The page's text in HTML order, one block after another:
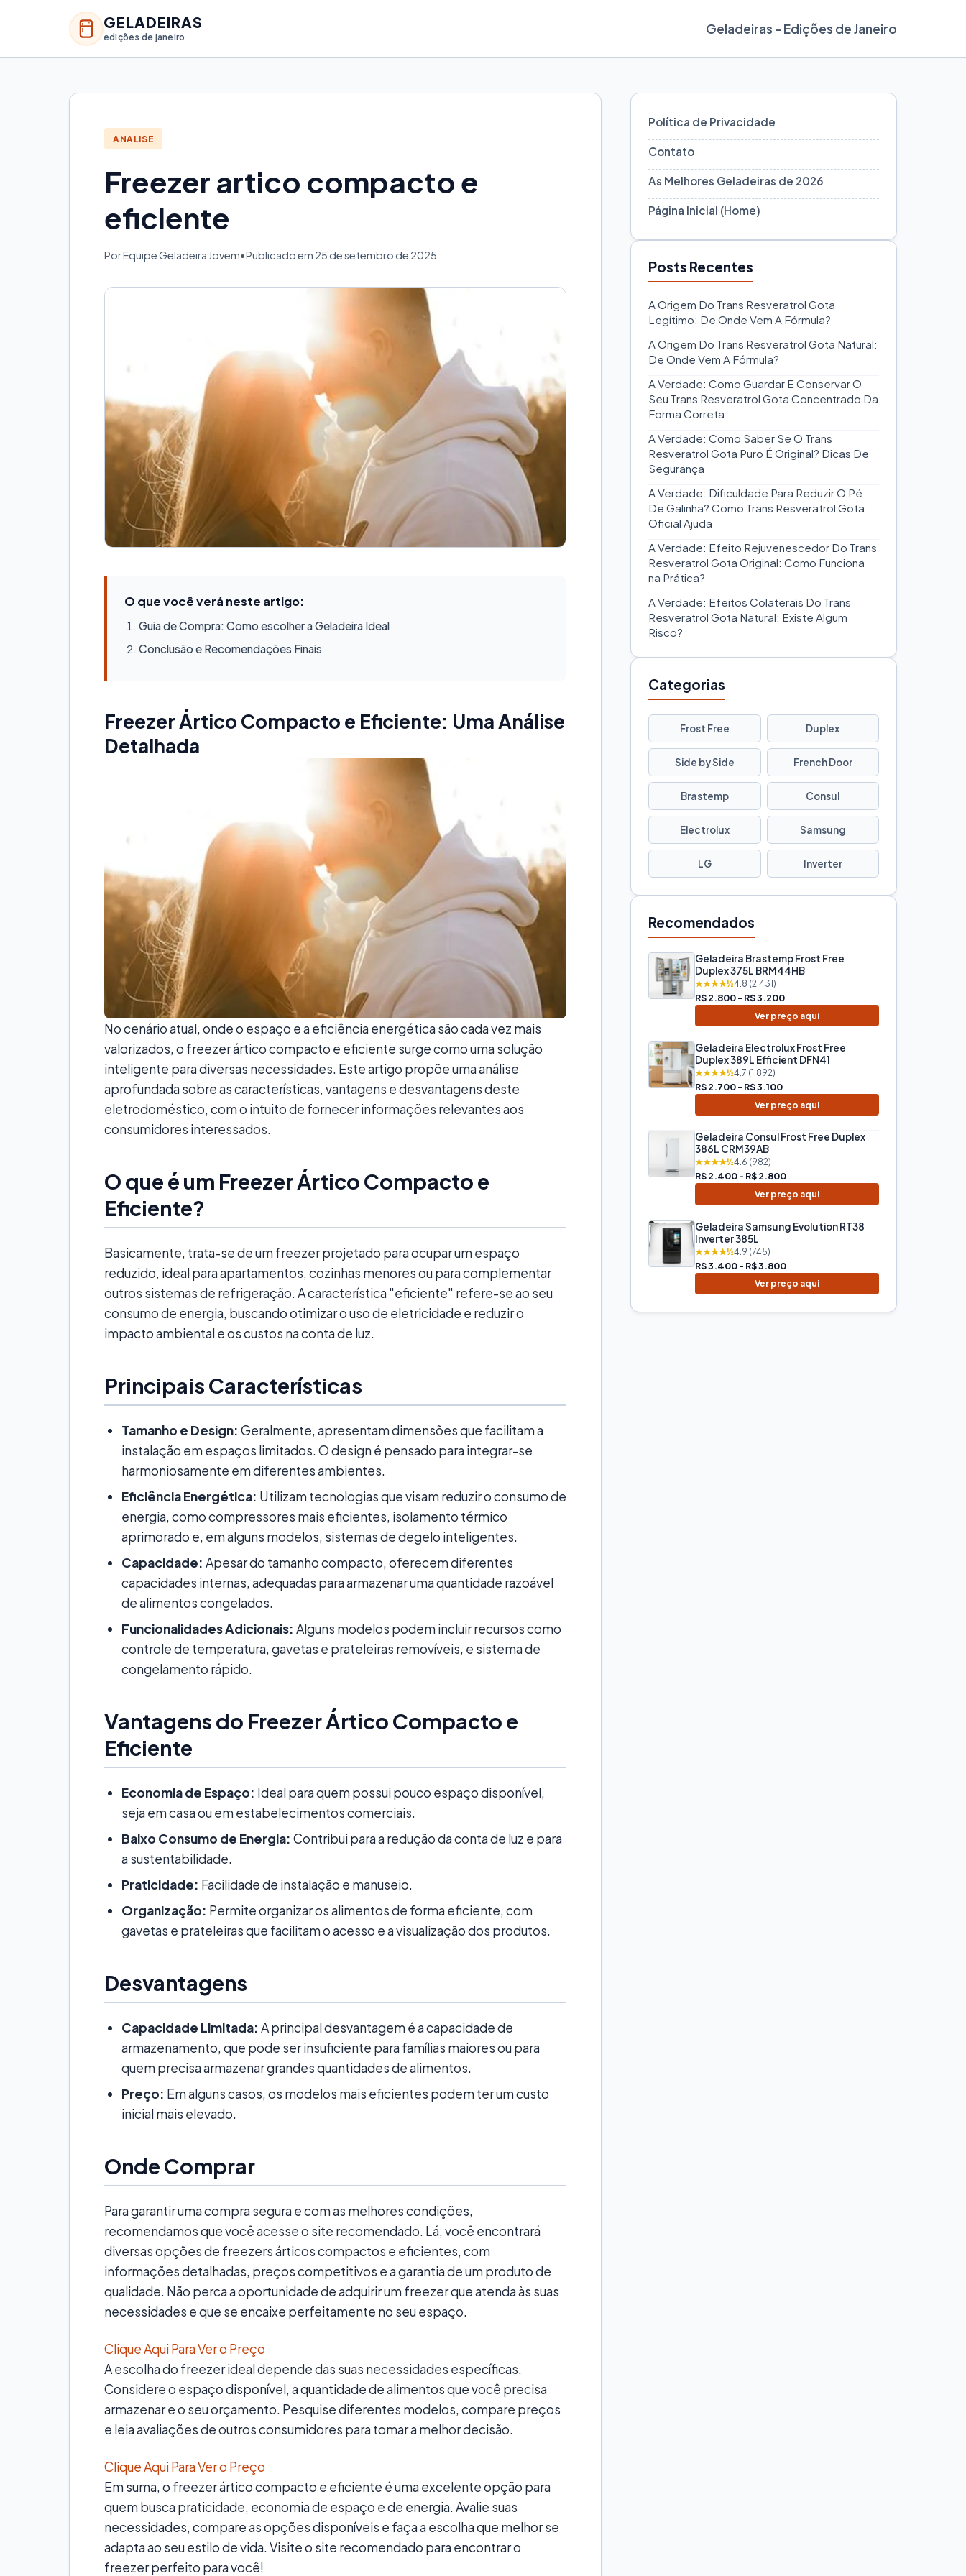
GELADEIRAS
edições de janeiro Geladeiras - Edições de Janeiro
ANALISE
Freezer artico compacto e
eficiente
Por Equipe Geladeira Jovem•Publicado em 25 de setembro de 2025
O que você verá neste artigo:
Guia de Compra: Como escolher a Geladeira Ideal
Conclusão e Recomendações Finais
Freezer Ártico Compacto e Eficiente: Uma Análise
Detalhada
No cenário atual, onde o espaço e a eficiência energética são cada vez mais
valorizados, o freezer ártico compacto e eficiente surge como uma solução
inteligente para diversas necessidades. Este artigo propõe uma análise
aprofundada sobre as características, vantagens e desvantagens deste
eletrodoméstico, com o intuito de fornecer informações relevantes aos
consumidores interessados.
O que é um Freezer Ártico Compacto e
Eficiente?
Basicamente, trata-se de um freezer projetado para ocupar um espaço
reduzido, ideal para apartamentos, cozinhas menores ou para complementar
outros sistemas de refrigeração. A característica "eficiente" refere-se ao seu
consumo de energia, buscando otimizar o uso de eletricidade e reduzir o
impacto ambiental e os custos na conta de luz.
Principais Características
Tamanho e Design: Geralmente, apresentam dimensões que facilitam a
instalação em espaços limitados. O design é pensado para integrar-se
harmoniosamente em diferentes ambientes.
Eficiência Energética: Utilizam tecnologias que visam reduzir o consumo de
energia, como compressores mais eficientes, isolamento térmico
aprimorado e, em alguns modelos, sistemas de degelo inteligentes.
Capacidade: Apesar do tamanho compacto, oferecem diferentes
capacidades internas, adequadas para armazenar uma quantidade razoável
de alimentos congelados.
Funcionalidades Adicionais: Alguns modelos podem incluir recursos como
controle de temperatura, gavetas e prateleiras removíveis, e sistema de
congelamento rápido.
Vantagens do Freezer Ártico Compacto e
Eficiente
Economia de Espaço: Ideal para quem possui pouco espaço disponível,
seja em casa ou em estabelecimentos comerciais.
Baixo Consumo de Energia: Contribui para a redução da conta de luz e para
a sustentabilidade.
Praticidade: Facilidade de instalação e manuseio.
Organização: Permite organizar os alimentos de forma eficiente, com
gavetas e prateleiras que facilitam o acesso e a visualização dos produtos.
Desvantagens
Capacidade Limitada: A principal desvantagem é a capacidade de
armazenamento, que pode ser insuficiente para famílias maiores ou para
quem precisa armazenar grandes quantidades de alimentos.
Preço: Em alguns casos, os modelos mais eficientes podem ter um custo
inicial mais elevado.
Onde Comprar
Para garantir uma compra segura e com as melhores condições,
recomendamos que você acesse o site recomendado. Lá, você encontrará
diversas opções de freezers árticos compactos e eficientes, com
informações detalhadas, preços competitivos e a garantia de um produto de
qualidade. Não perca a oportunidade de adquirir um freezer que atenda às suas
necessidades e que se encaixe perfeitamente no seu espaço.
Clique Aqui Para Ver o Preço
A escolha do freezer ideal depende das suas necessidades específicas.
Considere o espaço disponível, a quantidade de alimentos que você precisa
armazenar e o seu orçamento. Pesquise diferentes modelos, compare preços
e leia avaliações de outros consumidores para tomar a melhor decisão.
Clique Aqui Para Ver o Preço
Em suma, o freezer ártico compacto e eficiente é uma excelente opção para
quem busca praticidade, economia de espaço e de energia. Avalie suas
necessidades, compare as opções disponíveis e faça a escolha que melhor se
adapta ao seu estilo de vida. Visite o site recomendado para encontrar o
freezer perfeito para você!
Política de Privacidade
Contato
As Melhores Geladeiras de 2026
Página Inicial (Home)
Posts Recentes
A Origem Do Trans Resveratrol Gota
Legítimo: De Onde Vem A Fórmula?
A Origem Do Trans Resveratrol Gota Natural:
De Onde Vem A Fórmula?
A Verdade: Como Guardar E Conservar O
Seu Trans Resveratrol Gota Concentrado Da
Forma Correta
A Verdade: Como Saber Se O Trans
Resveratrol Gota Puro É Original? Dicas De
Segurança
A Verdade: Dificuldade Para Reduzir O Pé
De Galinha? Como Trans Resveratrol Gota
Oficial Ajuda
A Verdade: Efeito Rejuvenescedor Do Trans
Resveratrol Gota Original: Como Funciona
na Prática?
A Verdade: Efeitos Colaterais Do Trans
Resveratrol Gota Natural: Existe Algum
Risco?
Categorias
Frost Free Duplex
Side by Side French Door
Brastemp Consul
Electrolux Samsung
LG Inverter
Recomendados
Geladeira Brastemp Frost Free
Duplex 375L BRM44HB
★★★★½4.8 (2.431)
R$ 2.800 - R$ 3.200
Ver preço aqui
Geladeira Electrolux Frost Free
Duplex 389L Efficient DFN41
★★★★½4.7 (1.892)
R$ 2.700 - R$ 3.100
Ver preço aqui
Geladeira Consul Frost Free Duplex
386L CRM39AB
★★★★½4.6 (982)
R$ 2.400 - R$ 2.800
Ver preço aqui
Geladeira Samsung Evolution RT38
Inverter 385L
★★★★½4.9 (745)
R$ 3.400 - R$ 3.800
Ver preço aqui